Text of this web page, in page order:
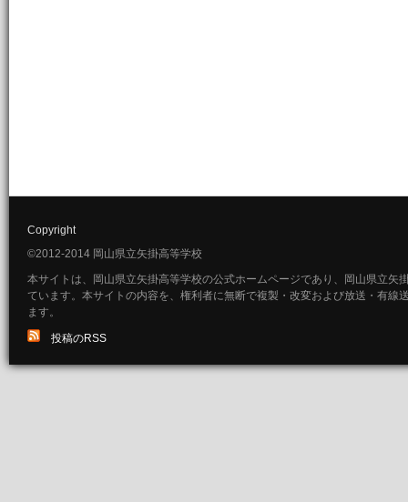
Copyright
©2012-2014 岡山県立矢掛高等学校
本サイトは、岡山県立矢掛高等学校の公式ホームページであり、岡山県立矢
ています。本サイトの内容を、権利者に無断で複製・改変および放送・有線
ます。
投稿のRSS